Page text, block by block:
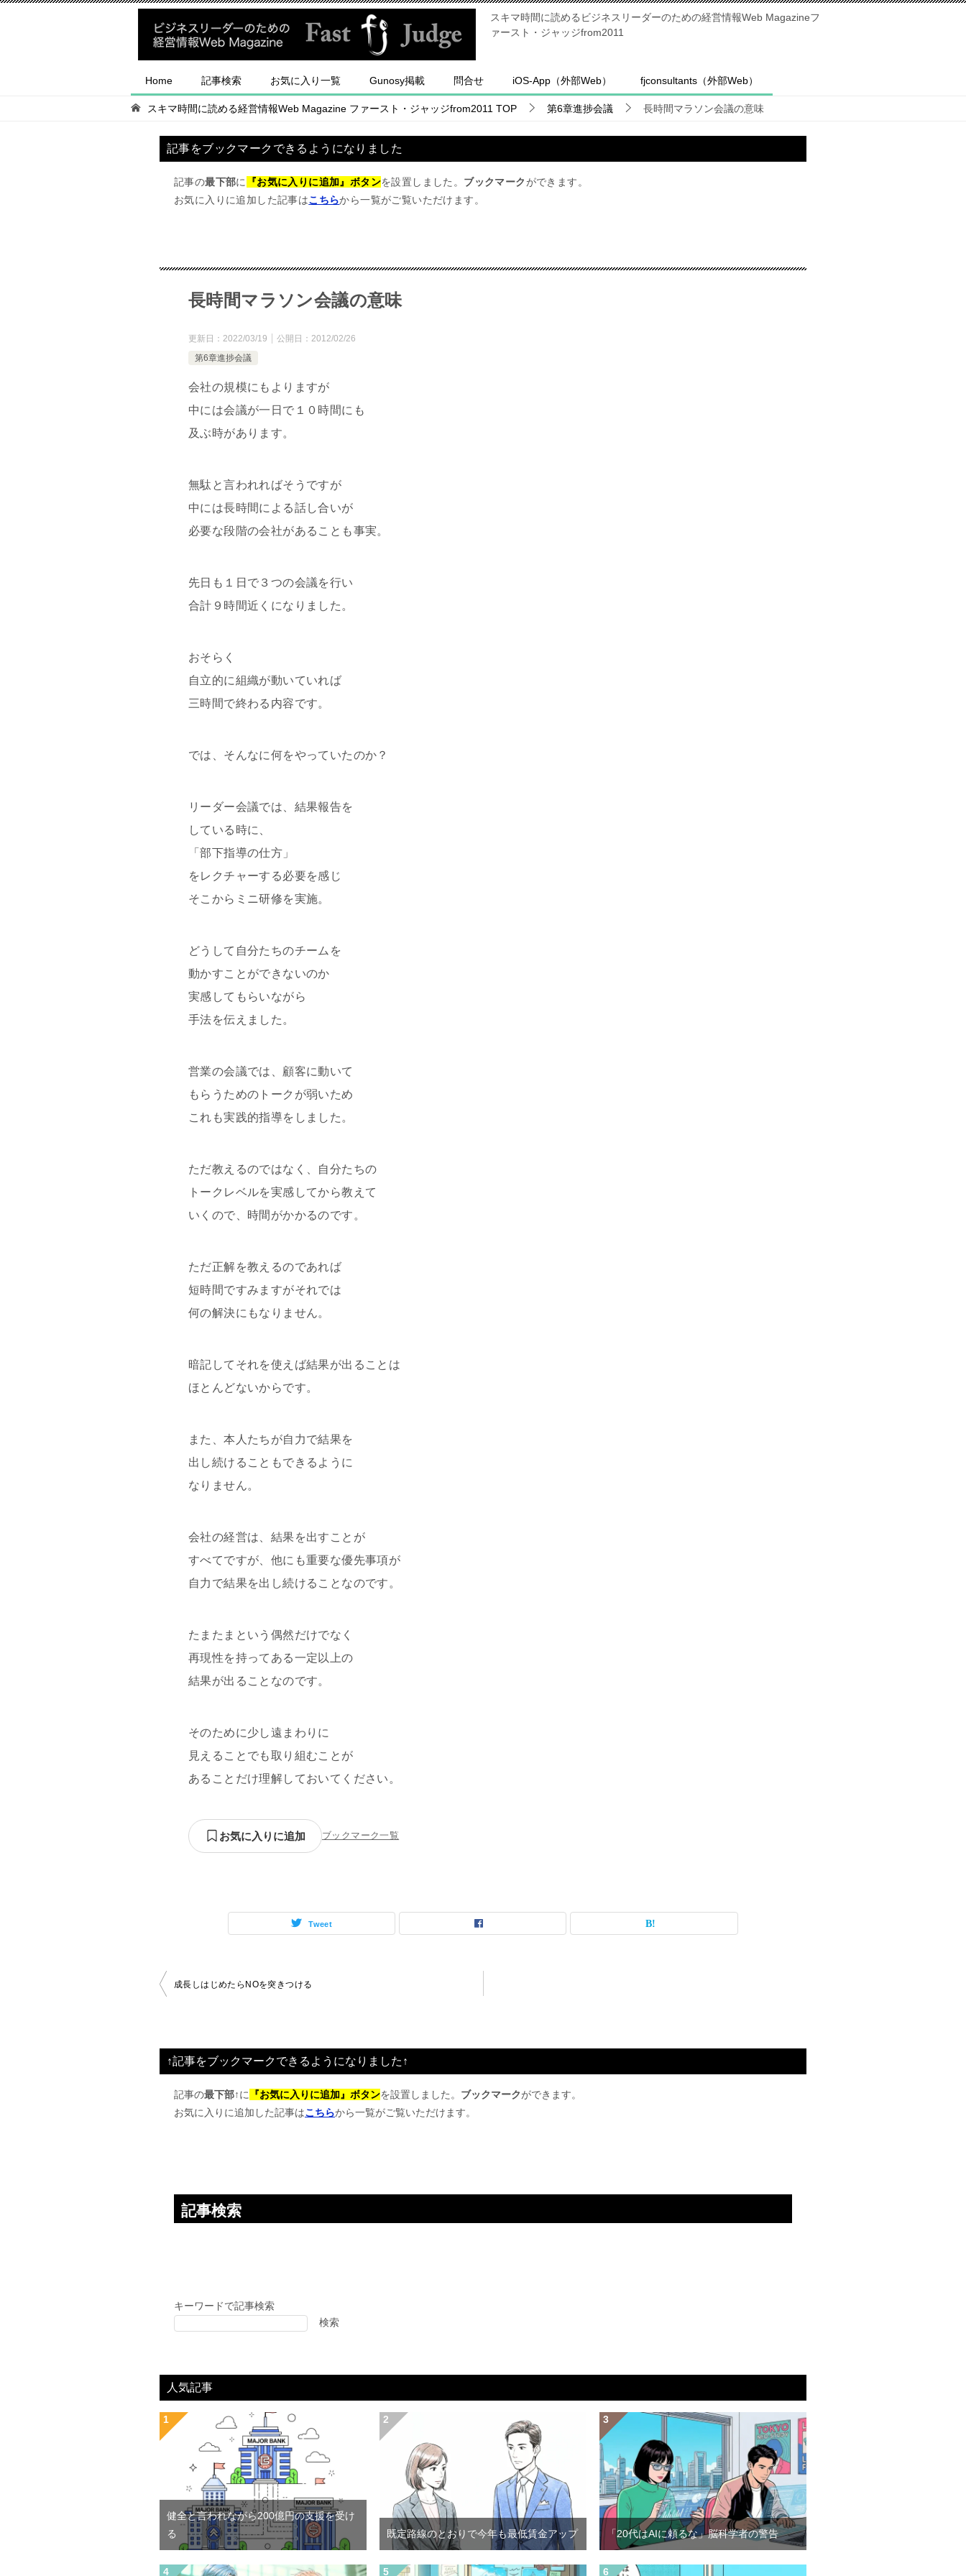
スキマ時間に読めるビジネスリーダーのための経営情報Web Magazineフ
ァースト・ジャッジfrom2011
Home 記事検索 お気に入り一覧 Gunosy掲載 問合せ iOS-App（外部Web） fjconsultants（外部Web）
スキマ時間に読める経営情報Web Magazine ファースト・ジャッジfrom2011 TOP 第6章進捗会議 長時間マラソン会議の意味
記事をブックマークできるようになりました
記事の最下部に 『お気に入りに追加』ボタンを設置しました。 ブックマーク ができます。
お気に入りに追加した記事はこちらから一覧がご覧いただけます。
長時間マラソン会議の意味
更新日： 2022/03/19 公開日： 2012/02/26
第6章進捗会議
会社の規模にもよりますが
中には会議が一日で１０時間にも
及ぶ時があります。
無駄と言われればそうですが
中には長時間による話し合いが
必要な段階の会社があることも事実。
先日も１日で３つの会議を行い
合計９時間近くになりました。
おそらく
自立的に組織が動いていれば
三時間で終わる内容です。
では、そんなに何をやっていたのか？
リーダー会議では、結果報告を
している時に、
「部下指導の仕方」
をレクチャーする必要を感じ
そこからミニ研修を実施。
どうして自分たちのチームを
動かすことができないのか
実感してもらいながら
手法を伝えました。
営業の会議では、顧客に動いて
もらうためのトークが弱いため
これも実践的指導をしました。
ただ教えるのではなく、自分たちの
トークレベルを実感してから教えて
いくので、時間がかかるのです。
ただ正解を教えるのであれば
短時間ですみますがそれでは
何の解決にもなりません。
暗記してそれを使えば結果が出ることは
ほとんどないからです。
また、本人たちが自力で結果を
出し続けることもできるように
なりません。
会社の経営は、結果を出すことが
すべてですが、他にも重要な優先事項が
自力で結果を出し続けることなのです。
たまたまという偶然だけでなく
再現性を持ってある一定以上の
結果が出ることなのです。
そのために少し遠まわりに
見えることでも取り組むことが
あることだけ理解しておいてください。
お気に入りに追加 ブックマーク一覧
Tweet
投
ビ
ゲ
ー
シ
成長しはじめたらNOを突きつける
↑記事をブックマークできるようになりました↑
記事の最下部↑に 『お気に入りに追加』ボタンを設置しました。 ブックマークができます。
お気に入りに追加した記事はこちらから一覧がご覧いただけます。
記事検索
キーワードで記事検索
検索
人気記事
健全と言われながら200億円の支援を受け
る
既定路線のとおりで今年も最低賃金アップ 「20代はAIに頼るな」脳科学者の警告